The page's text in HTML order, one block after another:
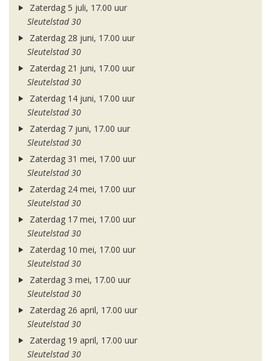
Zaterdag 5 juli, 17.00 uur
Sleutelstad 30
Zaterdag 28 juni, 17.00 uur
Sleutelstad 30
Zaterdag 21 juni, 17.00 uur
Sleutelstad 30
Zaterdag 14 juni, 17.00 uur
Sleutelstad 30
Zaterdag 7 juni, 17.00 uur
Sleutelstad 30
Zaterdag 31 mei, 17.00 uur
Sleutelstad 30
Zaterdag 24 mei, 17.00 uur
Sleutelstad 30
Zaterdag 17 mei, 17.00 uur
Sleutelstad 30
Zaterdag 10 mei, 17.00 uur
Sleutelstad 30
Zaterdag 3 mei, 17.00 uur
Sleutelstad 30
Zaterdag 26 april, 17.00 uur
Sleutelstad 30
Zaterdag 19 april, 17.00 uur
Sleutelstad 30